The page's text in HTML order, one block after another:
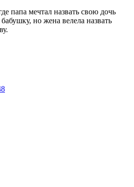
папа мечтал назвать свою дочь
но жена велела назвать